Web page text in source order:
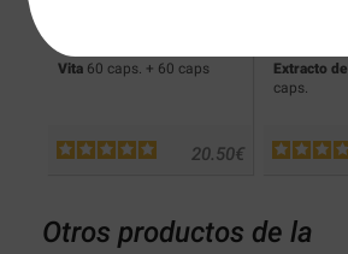
Vita 60 caps. + 60 caps
€
20.50
Extracto
caps.
Otros productos de la